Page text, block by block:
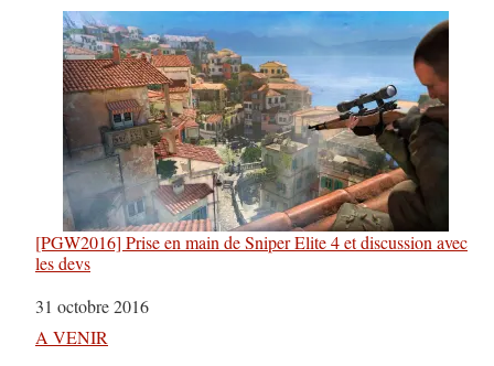
[PGW2016] Prise en main de Sniper Elite 4 et discussion avec
les devs
Date
31 octobre 2016
Par rapport à
A VENIR